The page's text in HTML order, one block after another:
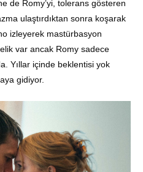
de Romy’yi, tolerans gösteren
ulaştırdıktan sonra koşarak
izleyerek mastürbasyon
var ancak Romy sadece
Yıllar içinde beklentisi yok
gidiyor.